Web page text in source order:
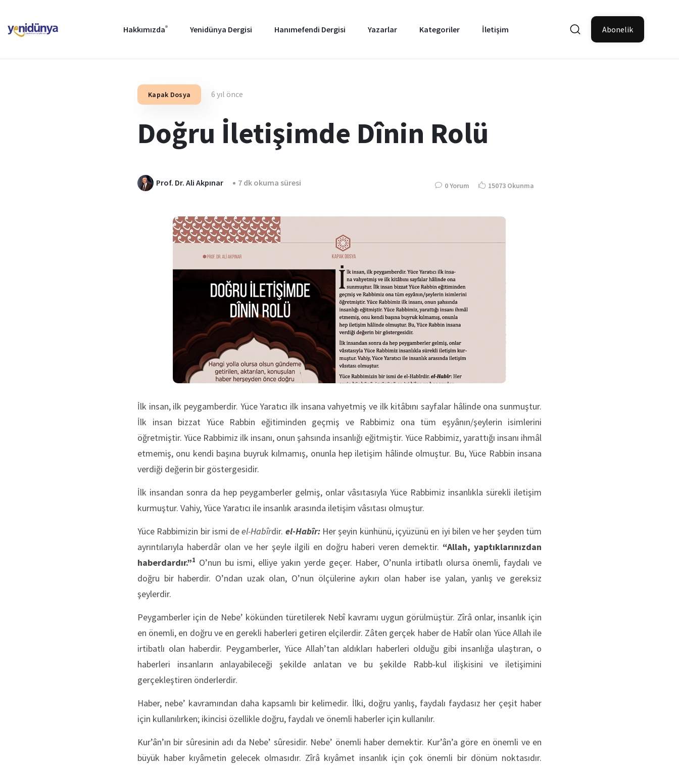
Hakkımızda Yenidünya Dergisi Hanımefendi Dergisi Yazarlar Kategoriler İletişim Abonelik
Kapak Dosya 6 yıl önce
Doğru İletişimde Dînin Rolü
Prof. Dr. Ali Akpınar 7 dk okuma süresi 0 Yorum 15073 Okunma
İlk insan, ilk peygamberdir. Yüce Yaratıcı ilk insana vahyetmiş ve ilk kitâbını sayfalar hâlinde ona sunmuştur.
İlk insan bizzat Yüce Rabbin eğitiminden geçmiş ve Rabbimiz ona tüm eşyânın/şeylerin isimlerini
öğretmiştir. Yüce Rabbimiz ilk insanı, onun şahsında insanlığı eğitmiştir. Yüce Rabbimiz, yarattığı insanı ihmâl
etmemiş, onu kendi başına buyruk kılmamış, onunla hep iletişim hâlinde olmuştur. Bu, Yüce Rabbin insana
verdiği değerin bir göstergesidir.
İlk insandan sonra da hep peygamberler gelmiş, onlar vâsıtasıyla Yüce Rabbimiz insanlıkla sürekli iletişim
kurmuştur. Vahiy, Yüce Yaratıcı ile insanlık arasında iletişim vâsıtası olmuştur.
Yüce Rabbimizin bir ismi deel-Habîrdir. el-Habîr: Her şeyin künhünü, içyüzünü en iyi bilen ve her şeyden tüm
ayrıntılarıyla haberdâr olan ve her şeyle ilgili en doğru haberi veren demektir. “Allah, yaptıklarınızdan
haberdardır.”1 O’nun bu ismi, elliye yakın yerde geçer. Haber, O’nunla irtibatlı olursa önemli, faydalı ve
doğru bir haberdir. O’ndan uzak olan, O’nun ölçülerine aykırı olan haber ise yalan, yanlış ve gereksiz
şeylerdir.
Peygamberler için de Nebe’ kökünden türetilerek Nebî kavramı uygun görülmüştür. Zîrâ onlar, insanlık için
en önemli, en doğru ve en gerekli haberleri getiren elçilerdir. Zâten gerçek haber de Habîr olan Yüce Allah ile
irtibatlı olan haberdir. Peygamberler, Yüce Allah’tan aldıkları haberleri olduğu gibi insanlığa ulaştıran, o
haberleri insanların anlayabileceği şekilde anlatan ve bu şekilde Rabb-kul ilişkisini ve iletişimini
gerçekleştiren önderlerdir.
Haber, nebe’ kavramından daha kapsamlı bir kelimedir. İlki, doğru yanlış, faydalı faydasız her çeşit haber
için kullanılırken; ikincisi özellikle doğru, faydalı ve önemli haberler için kullanılır.
Kur’ân’ın bir sûresinin adı da Nebe’ sûresidir. Nebe’ önemli haber demektir. Kur’ân’a göre en önemli ve en
büyük haber kıyâmetin gelecek olmasıdır. Zîrâ kıyâmet insanlık için çok önemli bir dönüm noktasıdır.